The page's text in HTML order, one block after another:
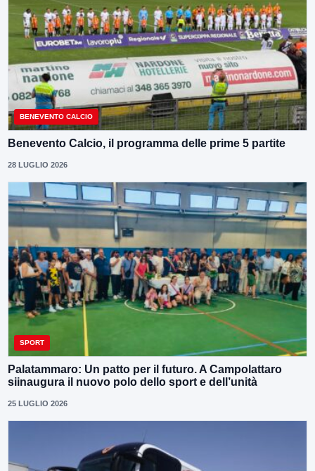
BENEVENTO CALCIO
Benevento Calcio, il programma delle prime 5 partite
28 LUGLIO 2026
SPORT
Palatammaro: Un patto per il futuro. A Campolattaro
siinaugura il nuovo polo dello sport e dell’unità
25 LUGLIO 2026